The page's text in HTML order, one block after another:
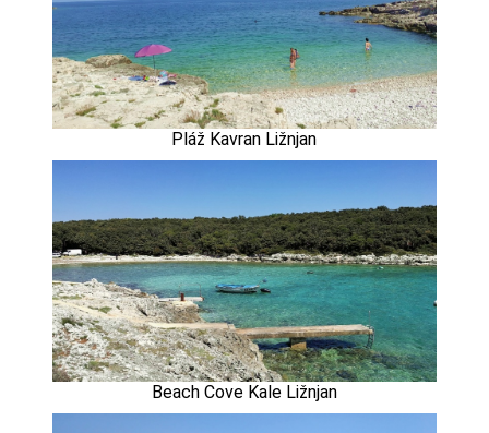
Pláž Kavran Ližnjan
Beach Cove Kale Ližnjan